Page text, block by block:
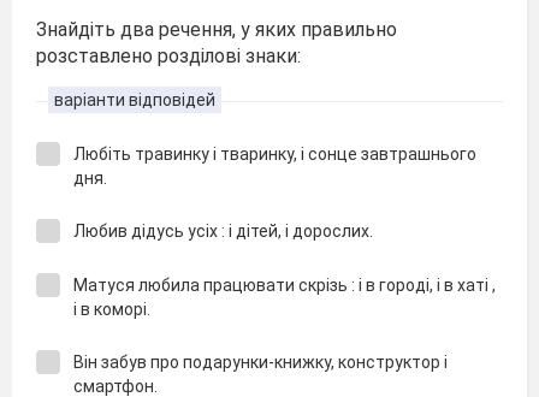
Знайдіть два речення, у яких правильно
розставлено розділові знаки:
варіанти відповідей
Любіть травинку і тваринку, і сонце завтрашнього
дня.
Любив дідусь усіх : і дітей, і дорослих.
Матуся любила працювати скрізь : і в городі, і в хаті ,
і в коморі.
Він забув про подарунки-книжку, конструктор і
смартфон.